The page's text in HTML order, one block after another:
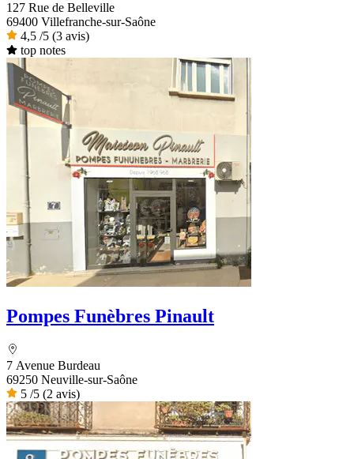
127 Rue de Belleville
69400 Villefranche-sur-Saône
4,5 /5 (3 avis)
top notes
Pompes Funèbres Pinault
7 Avenue Burdeau
69250 Neuville-sur-Saône
5 /5 (2 avis)